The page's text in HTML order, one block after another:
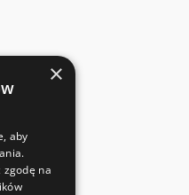
×
aby
zgodę na